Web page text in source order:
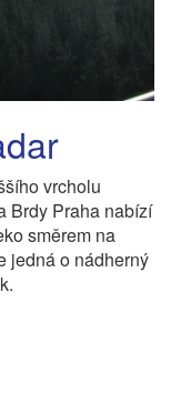
vrcholu
Brdy Praha nabízí
směrem na
jedná o nádherný